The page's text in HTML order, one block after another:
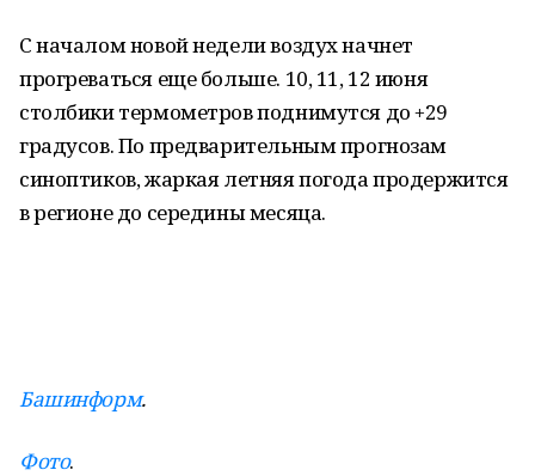
С началом новой недели воздух начнет
прогреваться еще больше. 10, 11, 12 июня
столбики термометров поднимутся до +29
градусов. По предварительным прогнозам
синоптиков, жаркая летняя погода продержится
в регионе до середины месяца.
Башинформ.
Фото.